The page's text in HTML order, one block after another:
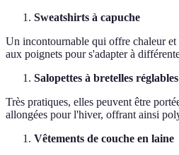
Sweatshirts à capuche
Un incontournable qui offre chaleur
aux poignets pour s'adapter à
Salopettes à bretelles réglables
Très pratiques, elles peuvent être
allongées pour l'hiver, offrant ainsi
Vêtements de couche en laine